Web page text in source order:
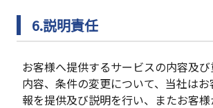
6.説明責任
お客様へ提供するサービスの内容及
内容、条件の変更について、当社は
報を提供及び説明を行い、またお客